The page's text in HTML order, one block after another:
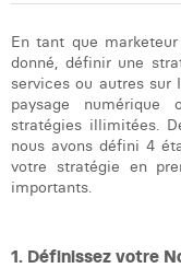
Dhan Claes
Diane Tremouroux
Edouard Polet
Elio Civalleri
Floriane Defacqz
En tant que
donné, définir une
services ou autres sur
paysage
stratégies illimitées.
nous avons défini 4
votre stratégie en
importants.
1. Définissez votre